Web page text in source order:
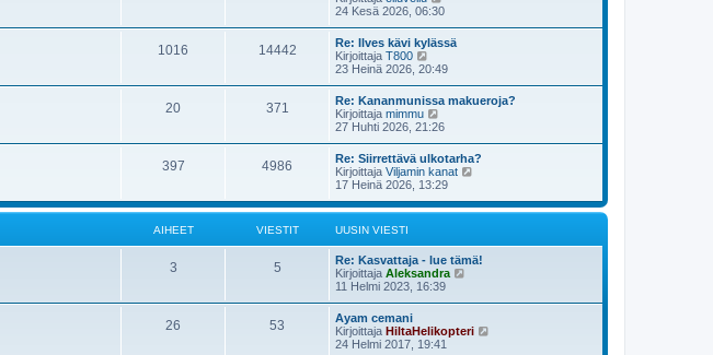
t
i
i
u
u
s
i
v
i
e
s
t
i
ä
ä
u
u
s
i
v
i
e
s
t
i
24 Kesä 2026, 06:30
1016 14442
Re: Ilves kävi kylässä
Kirjoittaja T800
ä
ä
u
u
s
n
v
i
e
i
23 Heinä 2026, 20:49
20 371
Re: Kananmunissa makueroja?
Kirjoittaja mimmu
ä
ä
u
u
s
i
v
i
e
s
i
27 Huhti 2026, 21:26
397 4986
Re: Siirrettävä ulkotarha?
Kirjoittaja Viljamin kanat
t
u
s
v
e
s
17 Heinä 2026, 13:29
AIHEET VIESTIT UUSIN VIESTI
3 5
Re: Kasvattaja - lue tämä!
Kirjoittaja Aleksandra
ä
u
11 Helmi 2023, 16:39
26 53
Ayam cemani
Kirjoittaja HiltaHelikopteri
24 Helmi 2017, 19:41